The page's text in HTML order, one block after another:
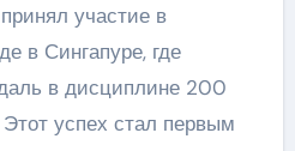
участие в
в Сингапуре, где
в дисциплине 200
успех стал первым